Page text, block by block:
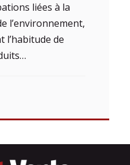
liées à la
l’environnement,
l’habitude de